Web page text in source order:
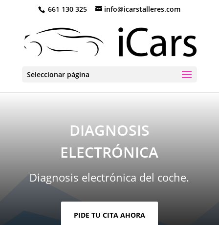
661 130 325 info@icarstalleres.com
Seleccionar página
DIAGNOSIS
ELECTRÓNICA
Diagnosis electrónica del coche.
PIDE TU CITA AHORA